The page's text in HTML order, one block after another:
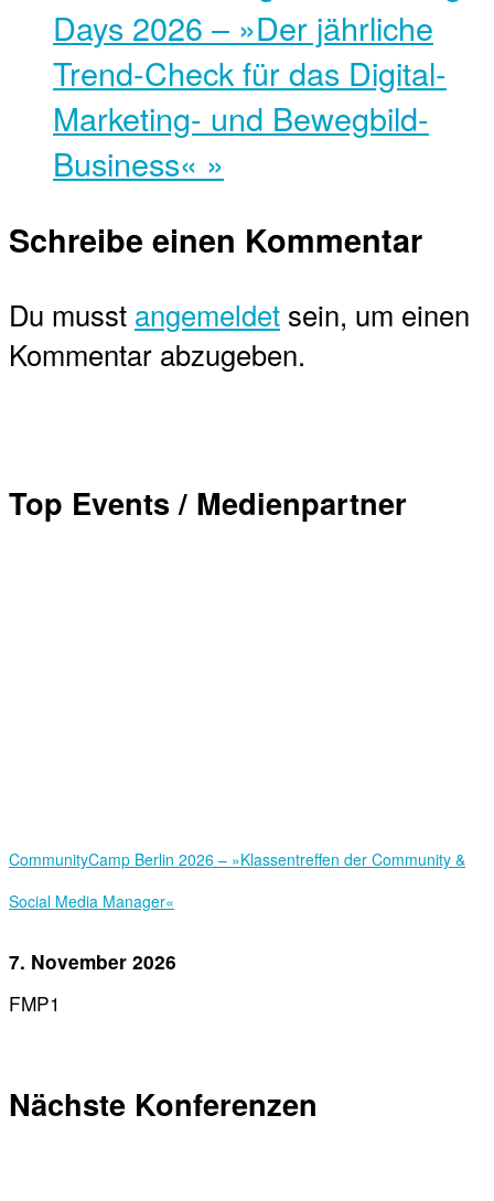
Days 2026 – »Der jährliche
Trend-Check für das Digital-
Marketing- und Bewegbild-
Business« »
Schreibe einen Kommentar
Du musst angemeldet sein, um einen
Kommentar abzugeben.
Top Events / Medienpartner
Community­Camp Berlin 2026 – »Klassentreffen der Community &
Social Media Manager«
7. November 2026
FMP1
Nächste Konferenzen